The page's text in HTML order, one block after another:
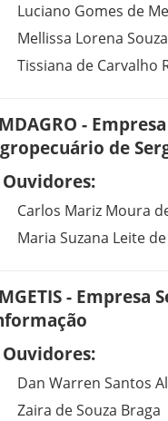
Luciano Gomes de
Mellissa Lorena
Tissiana de Carvalho
-
de
Ouvidores:
Carlos Mariz Moura
Maria Suzana Leite
- Empresa
Ouvidores:
Dan Warren Santos
Zaira de Souza Braga